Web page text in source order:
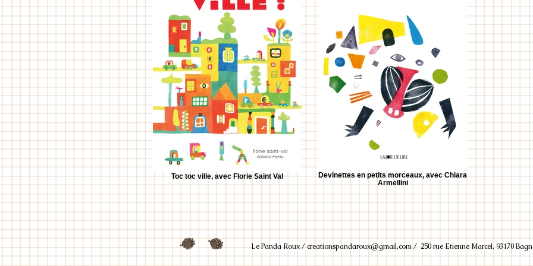
Toc toc ville, avec Florie Saint Val
Devinettes en petits morceaux, avec Chiara
Armellini
Le Panda Roux /creationspandaroux@gmail.com/ 250 rue Etienne Marcel, 93170